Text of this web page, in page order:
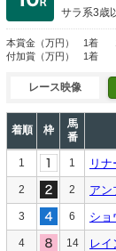
サラ系3歳
本賞金 （万円） 1着
付加賞 （万円） 1着
レース映像
着順 枠
馬
番
1 1 リナ
2 2 アン
3 6 ショ
4 14 レ